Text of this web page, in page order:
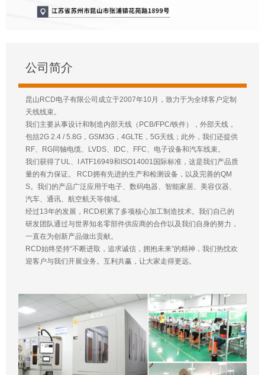
公司简介
昆山RCD电子有限公司成立于2007年10月，致力于为全球客户定制
天线线束。
我们主要从事设计和制造内部天线（PCB/FPC/铁件），外部天线，
包括2G 2.4 / 5.8G，GSM3G，4GLTE，5G天线；此外，我们还提供
RF、RG同轴电缆、LVDS、IDC、FFC、电子设备和汽车线束。
我们获得了UL、I ATF16949和ISO14001国际标准，这是我们产品质
量的有力保证。 RCD拥有先进的生产和检测设备，以及完善的QM
S。我们的产品广泛应用于电子、数码电器、智能家居、美容仪器、
汽车、通讯、航空航天等领域。
经过13年的发展，RCD积累了多项核心加工制造技术。我们自己的
研发团队通过与世界知名零部件供应商的合作以及我们自身的努力，
一直在为创新产品做出贡献。
RCD始终坚持“不断进取，追求诚信，拥抱未来”的精神，我们热忱欢
迎客户与我们开展业务。互利共赢，让大家走得更远。